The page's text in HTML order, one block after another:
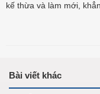
kế thừa và làm mới,